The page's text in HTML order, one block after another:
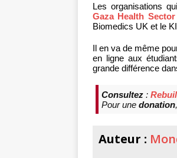
Les organisations
Gaza Health
Biomedics UK et le
Il en va de même
en ligne aux
grande différence
Consultez :
Pour une donation,
Auteur :